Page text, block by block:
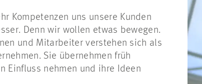
Kompetenzen uns unsere Kunden
Denn wir wollen etwas bewegen.
und Mitarbeiter verstehen sich als
Sie übernehmen früh
Einfluss nehmen und ihre Ideen